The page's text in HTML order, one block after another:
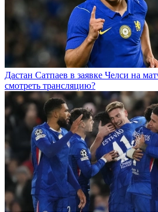
Дастан Сатпаев в заявке Челси на
смотреть трансляцию?